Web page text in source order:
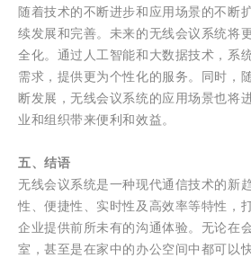
随着技术的不断进步和应用场景的不断
续发展和完善。未来的无线会议系统将
全化。通过人工智能和大数据技术，系
需求，提供更为个性化的服务。同时，
断发展，无线会议系统的应用场景也将
业和组织带来便利和效益。
五、结语
无线会议系统是一种现代通信技术的新
性、便捷性、实时性及高效率等特性，
企业提供前所未有的沟通体验。无论在
室，甚至是在家中的办公空间中都可以